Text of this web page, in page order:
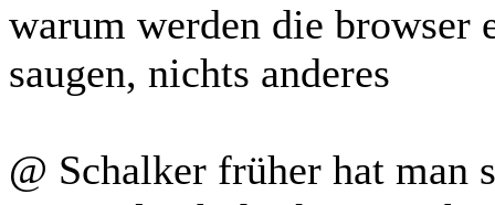
warum werden die browser
saugen, nichts anderes
@ Schalker früher hat man